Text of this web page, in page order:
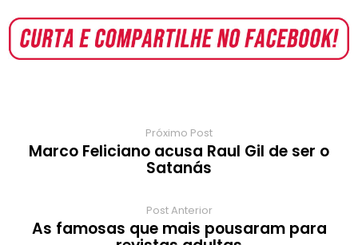
e b
o
o
k
s
A
p
p
t
e
r
l
r
e
r
e
s
b
o
a
r
g
r
a
m
r
Próximo Post
Marco Feliciano acusa Raul Gil de ser o
Satanás
Post Anterior
As famosas que mais pousaram para